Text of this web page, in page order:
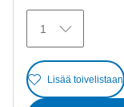
1
Lisää toivelistaan